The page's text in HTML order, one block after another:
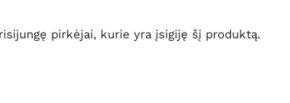
pirkėjai, kurie yra įsigiję šį produktą.